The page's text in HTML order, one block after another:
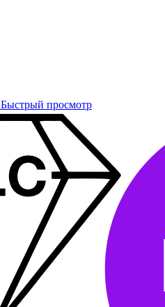
Быстрый просмотр